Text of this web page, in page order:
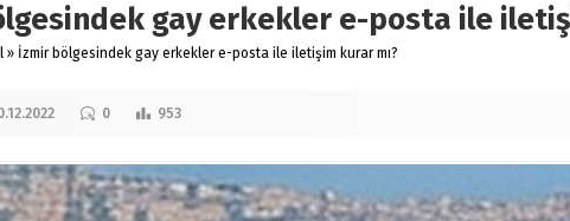
gay erkekler e-posta ile
» İzmir bölgesindek gay erkekler e-posta ile iletişim kurar mı?
0 953